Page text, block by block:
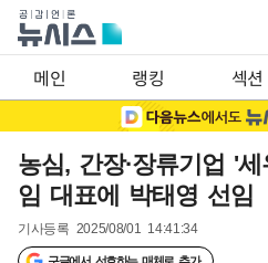
메인 랭킹 섹션
농심, 간장·장류기업 '
임 대표에 박태영 선임
기사등록 2025/08/01 14:41:34